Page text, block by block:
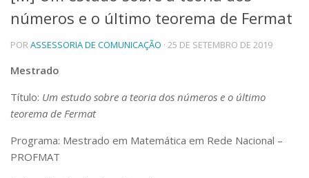
Telefones e Mapas
Pessoas
Ensino
Graduação
Educação a distância
Cursos de Extensão
Linhas de Pesquisa
números e o último teorema de Fermat
PORASSESSORIA DE COMUNICAÇÃO · 25 DE SETEMBRO DE 2019
Mestrado
Título: Um estudo sobre a teoria dos números e o último
teorema de Fermat
Programa: Mestrado em Matemática em Rede Nacional –
PROFMAT